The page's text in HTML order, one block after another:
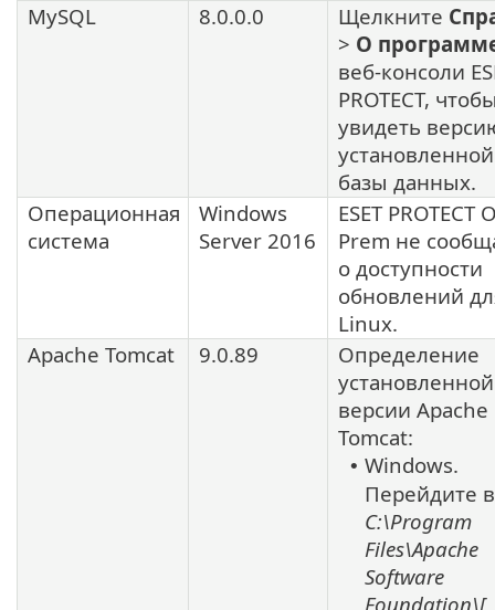
MySQL
8.0.0.0 Щелкните
> О
веб-консоли
PROTECT,
увидеть
установленной
базы данных.
Операционная
система
Windows
Server 2016
ESET PROTECT
Prem не
о доступности
обновлений
Linux.
Apache Tomcat
9.0.89
Определение
установленной
версии Apache
Tomcat:
• Windows.
Перейдите в
C:\Program
Files\Apache
Software
Foundation\[